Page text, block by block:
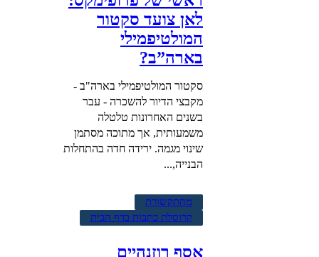
לאן צועד סקטור
המולטיפמילי
בארה”ב?
סקטור המולטיפמילי בארה"ב -
מקבצי הדיור להשכרה - עבר
בשנים האחרונות טלטלה
משמעותית, אך מתוכה מסתמן
שינוי מגמה. ירידה חדה בהתחלות
הבנייה,...
מהתקשורת
קרוסלת כתבות בדף הבית
אסף רוזנהיים